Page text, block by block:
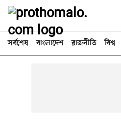
সর্বশেষ বাংলাদেশ রাজনীতি বিশ্ব